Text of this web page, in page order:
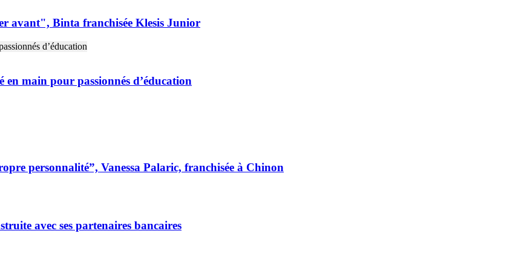
avant", Binta franchisée Klesis Junior
main pour passionnés d’éducation
personnalité”, Vanessa Palaric, franchisée à Chinon
avec ses partenaires bancaires